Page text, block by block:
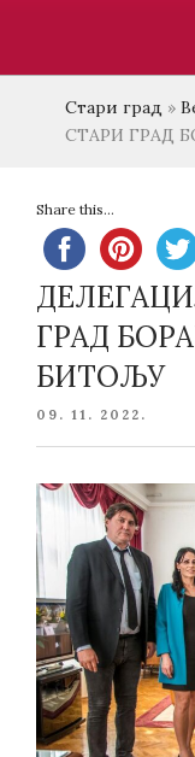
Стари град »
СТАРИ ГРАД
Share this...
ГРАД
БИТОЉУ
POSTED
09. 11. 2022.